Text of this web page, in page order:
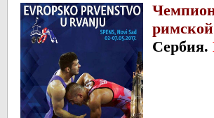
Сербия.